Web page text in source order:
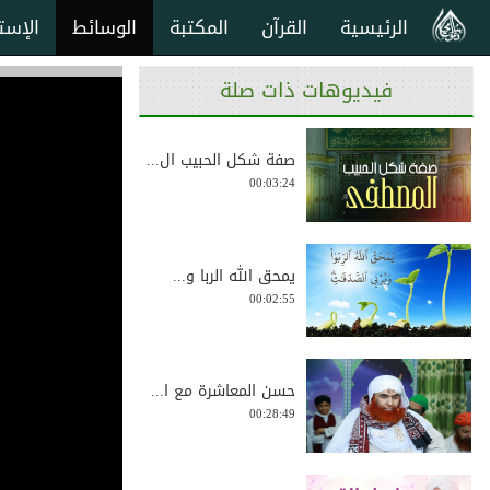
الوسائط المكتبة القرآن الرئيسية
فيديوهات ذات صلة
صفة شكل الحبيب ال...
00:03:24
يمحق الله الربا و...
00:02:55
حسن المعاشرة مع ا...
00:28:49